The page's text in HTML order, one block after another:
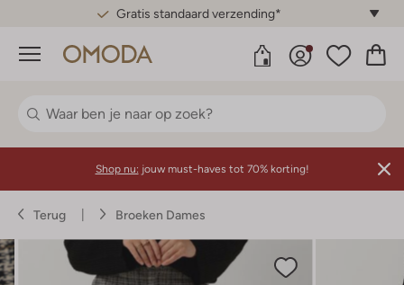
Gratis standaard verzending*
Menu
Shop nu: jouw must-haves tot 70% korting!
Terug Broeken Dames